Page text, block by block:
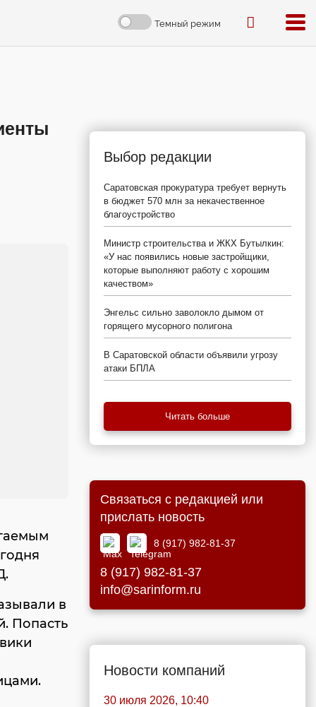
Темный режим
в
Попасть
Выбор редакции
Саратовская прокуратура требует вернуть
в бюджет 570 млн за некачественное
благоустройство
Министр строительства и ЖКХ Бутылкин:
«У нас появились новые застройщики,
которые выполняют работу с хорошим
качеством»
Энгельс сильно заволокло дымом от
горящего мусорного полигона
В Саратовской области объявили угрозу
атаки БПЛА
Читать больше
Связаться с редакцией или
прислать новость
8 (917) 982-81-37
8 (917) 982-81-37
info@sarinform.ru
Новости компаний
30 июля 2026, 10:40